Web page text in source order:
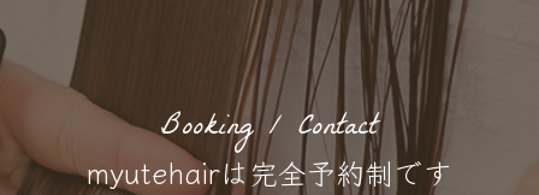
Booking / Contact
myutehairは完全予約制です